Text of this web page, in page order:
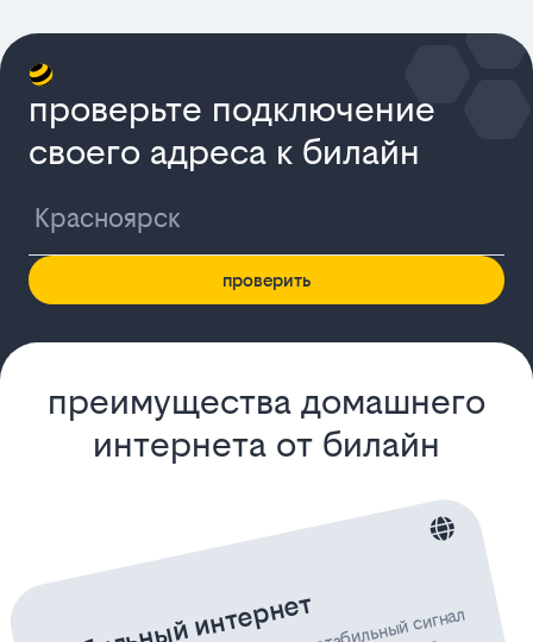
проверьте подключение
своего адреса к билайн
проверить
преимущества домашнего
интернета от билайн